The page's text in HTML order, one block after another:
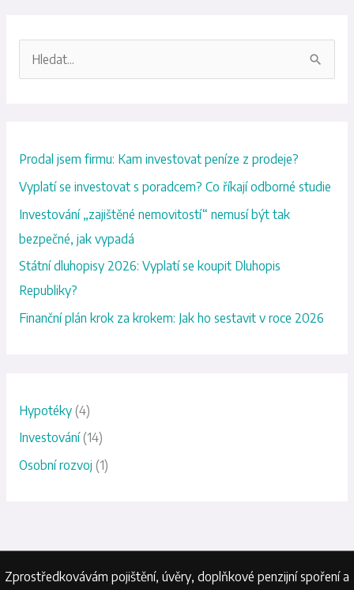
e
d
a
t
p
r
Prodal jsem firmu: Kam investovat peníze z prodeje?
Vyplatí se investovat s poradcem? Co říkají odborné studie
Investování „zajištěné nemovitostí“ nemusí být tak
bezpečné, jak vypadá
Státní dluhopisy 2026: Vyplatí se koupit Dluhopis
Republiky?
Finanční plán krok za krokem: Jak ho sestavit v roce 2026
Hypotéky(4)
Investování(14)
Osobní rozvoj (1)
Zprostředkovávám pojištění, úvěry, doplňkové penzijní spoření a